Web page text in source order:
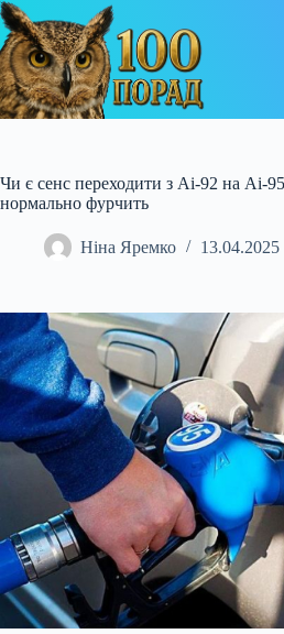
Перейти
до
вмісту
Чи є сенс переходити з Аі-92 на Аі-
нормально фурчить
Ніна Яремко 13.04.2025